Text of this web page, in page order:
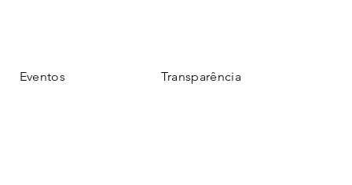
Eventos Transparência